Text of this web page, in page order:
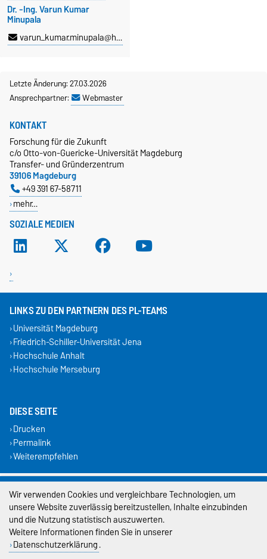
Dr. -Ing. Varun Kumar
Minupala
varun_kumar.minupala@hs-merseburg.de
Letzte Änderung: 27.03.2026
Ansprechpartner:
Webmaster
SOZIALE MEDIEN
KONTAKT
Forschung für die Zukunft
c/o Otto-von-Guericke-Universität Magdeburg
Transfer- und Gründerzentrum
39106 Magdeburg
+49 391 67-58711
mehr…
LINKS ZU DEN PARTNERN DES PL-TEAMS
Universität Magdeburg
Friedrich-Schiller-Universität Jena
Hochschule Anhalt
Hochschule Merseburg
DIESE SEITE
Drucken
Permalink
Weiterempfehlen
Impressum
Datenschutz
Barrierefreiheit
Wir verwenden Cookies und vergleichbare Technologien, um
unsere Website zuverlässig bereitzustellen, Inhalte einzubinden
und die Nutzung statistisch auszuwerten.
Weitere Informationen finden Sie in unserer
Datenschutzerklärung.